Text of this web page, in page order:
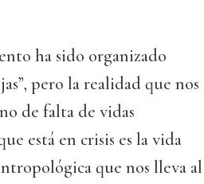
ha sido organizado
pero la realidad que nos
de falta de vidas
está en crisis es la vida
que nos lleva al